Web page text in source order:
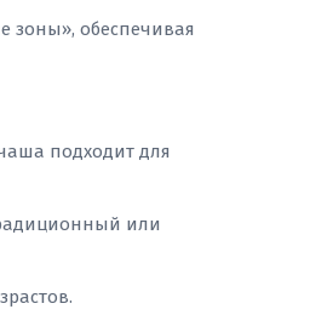
обеспечивая
подходит для
или